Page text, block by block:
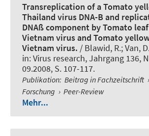
Transreplication of a Tomato
Thailand virus DNA-B and
DNAß component by Tomato
Vietnam virus and Tomato
Vietnam virus. / Blawid, R.; Van,
in:Virus research, Jahrgang 136,
09.2008, S. 107-117.
Publikation: Beitrag in Fachzeitschrift ›
Forschung › Peer-Review
Mehr...